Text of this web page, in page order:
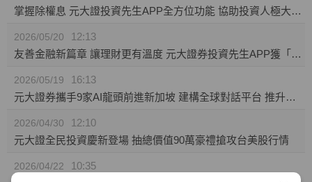
掌握除權息 元大證投資先生APP全方位功能 協助投資人極大化資產效益
2026/05/20
12:13
友善金融新篇章 讓理財更有溫度 元大證券投資先生APP獲「無障礙認證」
2026/05/19
16:13
元大證券攜手9家AI龍頭前進新加坡 建構全球對話平台 推升台灣AI價值鏈國際能見度
2026/04/30
12:10
元大證全民投資慶新登場 抽總價值90萬豪禮搶攻台美股行情
2026/04/22
10:35